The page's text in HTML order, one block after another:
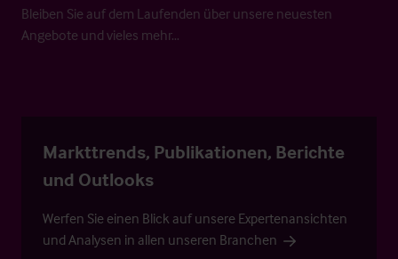
Bleiben Sie auf dem Laufenden über unsere neuesten
Angebote und vieles mehr…
Markttrends, Publikationen, Berichte
und Outlooks
Werfen Sie einen Blick auf unsere Expertenansichten
und Analysen in allen unseren Branchen